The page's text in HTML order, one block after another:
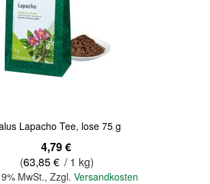
Lapacho Tee, lose 75 g
4,79 €
(63,85 € / 1 kg)
MwSt., Zzgl. Versandkosten